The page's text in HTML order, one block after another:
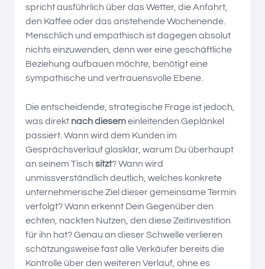
spricht ausführlich über das Wetter, die Anfahrt,
den Kaffee oder das anstehende Wochenende.
Menschlich und empathisch ist dagegen absolut
nichts einzuwenden, denn wer eine geschäftliche
Beziehung aufbauen möchte, benötigt eine
sympathische und vertrauensvolle Ebene.
Die entscheidende, strategische Frage ist jedoch,
was direkt nach diesemeinleitenden Geplänkel
passiert. Wann wird dem Kunden im
Gesprächsverlauf glasklar, warum Du überhaupt
an seinem Tisch sitzt? Wann wird
unmissverständlich deutlich, welches konkrete
unternehmerische Ziel dieser gemeinsame Termin
verfolgt? Wann erkennt Dein Gegenüber den
echten, nackten Nutzen, den diese Zeitinvestition
für ihn hat? Genau an dieser Schwelle verlieren
schätzungsweise fast alle Verkäufer bereits die
Kontrolle über den weiteren Verlauf, ohne es